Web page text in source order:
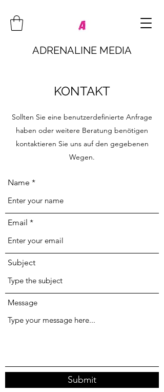
ADRENALINE MEDIA
KONTAKT
Sollten Sie eine benutzerdefinierte Anfrage
haben oder weitere Beratung benötigen
kontaktieren Sie uns auf den gegebenen
Wegen.
Name
Email
Subject
Message
Submit